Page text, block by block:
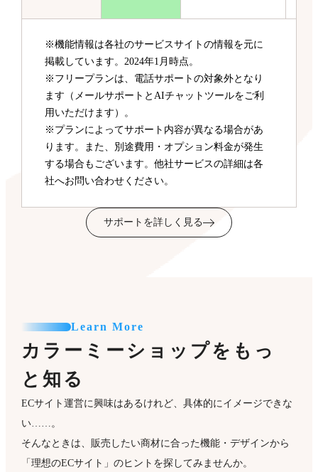
※機能情報は各社のサービスサイトの情報を元に
掲載しています。2024年1月時点。
※フリープランは、電話サポートの対象外となり
ます（メールサポートとAIチャットツールをご利
用いただけます）。
※プランによってサポート内容が異なる場合があ
ります。また、別途費用・オプション料金が発生
する場合もございます。他社サービスの詳細は各
社へお問い合わせください。
サポートを詳しく見る
Learn More
カラーミーショップをもっ
と知る
ECサイト運営に興味はあるけれど、具体的にイメージできな
い……。
そんなときは、販売したい商材に合った機能・デザインから
「理想のECサイト」のヒントを探してみませんか。